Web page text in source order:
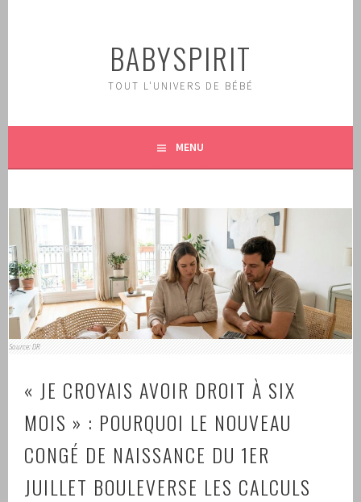
BABYSPIRIT
TOUT L'UNIVERS DE BÉBÉ
MENU
Source: DR
« JE CROYAIS AVOIR DROIT À SIX
MOIS » : POURQUOI LE NOUVEAU
CONGÉ DE NAISSANCE DU 1ER
JUILLET BOULEVERSE LES CALCULS